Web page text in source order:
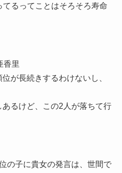
るってことはそろそろ寿命
香里
が長続きするわけないし、
るけど、この2人が落ちて行
の子に貴女の発言は、世間で